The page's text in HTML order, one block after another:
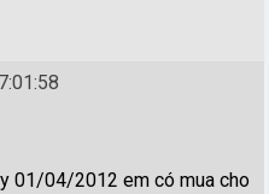
01/04/2012 em có mua cho